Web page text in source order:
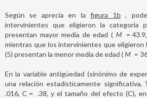
Según se aprecia en lafigura 1b ,
intervinientes que eligieron la categoría
presentan mayor media de edad ( M = 43.9,
mientras que los intervinientes que eligieron
(5) presentan la menor media de edad (M =
En la variable antigüedad (sinónimo de
una relación estadísticamente significativa,
.016, C = .38, y el tamaño del efecto (C),